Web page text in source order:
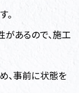
。
あるので、施工
、事前に状態を